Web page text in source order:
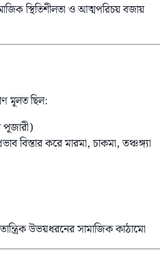
স্থিতিশীলতা ও আত্মপরিচয় বজায়
মূলত ছিল:
বিস্তার করে মারমা, চাকমা, তঞ্চঙ্গ্যা
উভয়ধরনের সামাজিক কাঠামো